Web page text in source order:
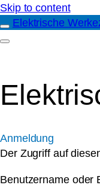
Skip to content
Elektrische
Anmeldung
Der Zugriff auf
Benutzername oder